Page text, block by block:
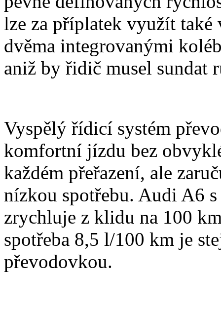
lze za příplatek využít
dvěma integrovanými
aniž by řidič musel sundat
Vyspělý řídicí systém
komfortní jízdu bez
každém přeřazení, ale
nízkou spotřebu. Audi A6
zrychluje z klidu na 100
spotřeba 8,5 l/100 km je
převodovkou.